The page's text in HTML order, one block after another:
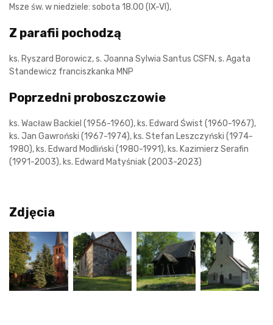
Msze św. w niedziele: sobota 18.00 (IX-VI),
Z parafii pochodzą
ks. Ryszard Borowicz, s. Joanna Sylwia Santus CSFN, s. Agata
Standewicz franciszkanka MNP
Poprzedni proboszczowie
ks. Wacław Backiel (1956-1960), ks. Edward Świst (1960-1967),
ks. Jan Gawroński (1967-1974), ks. Stefan Leszczyński (1974-
1980), ks. Edward Modliński (1980-1991), ks. Kazimierz Serafin
(1991-2003), ks. Edward Matyśniak (2003-2023)
Zdjęcia